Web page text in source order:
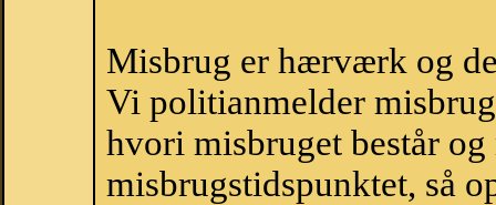
Misbrug er hærværk og
Vi politianmelder
hvori misbruget består
misbrugstidspunktet, så